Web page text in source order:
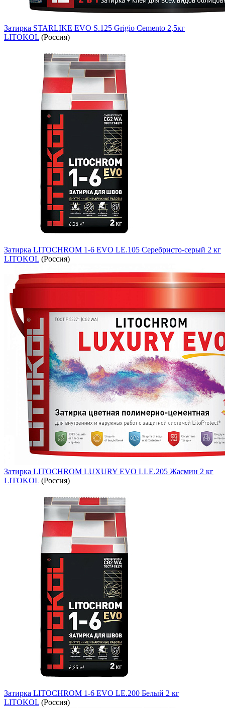
Затирка STARLIKE EVO S.125 Grigio Cemento 2,5кг
LITOKOL (Россия)
Затирка LITOCHROM 1-6 EVO LE.105 Серебристо-серый 2 кг
LITOKOL (Россия)
Затирка LITOCHROM LUXURY EVO LLE.205 Жасмин 2 кг
LITOKOL (Россия)
Затирка LITOCHROM 1-6 EVO LE.200 Белый 2 кг
LITOKOL (Россия)